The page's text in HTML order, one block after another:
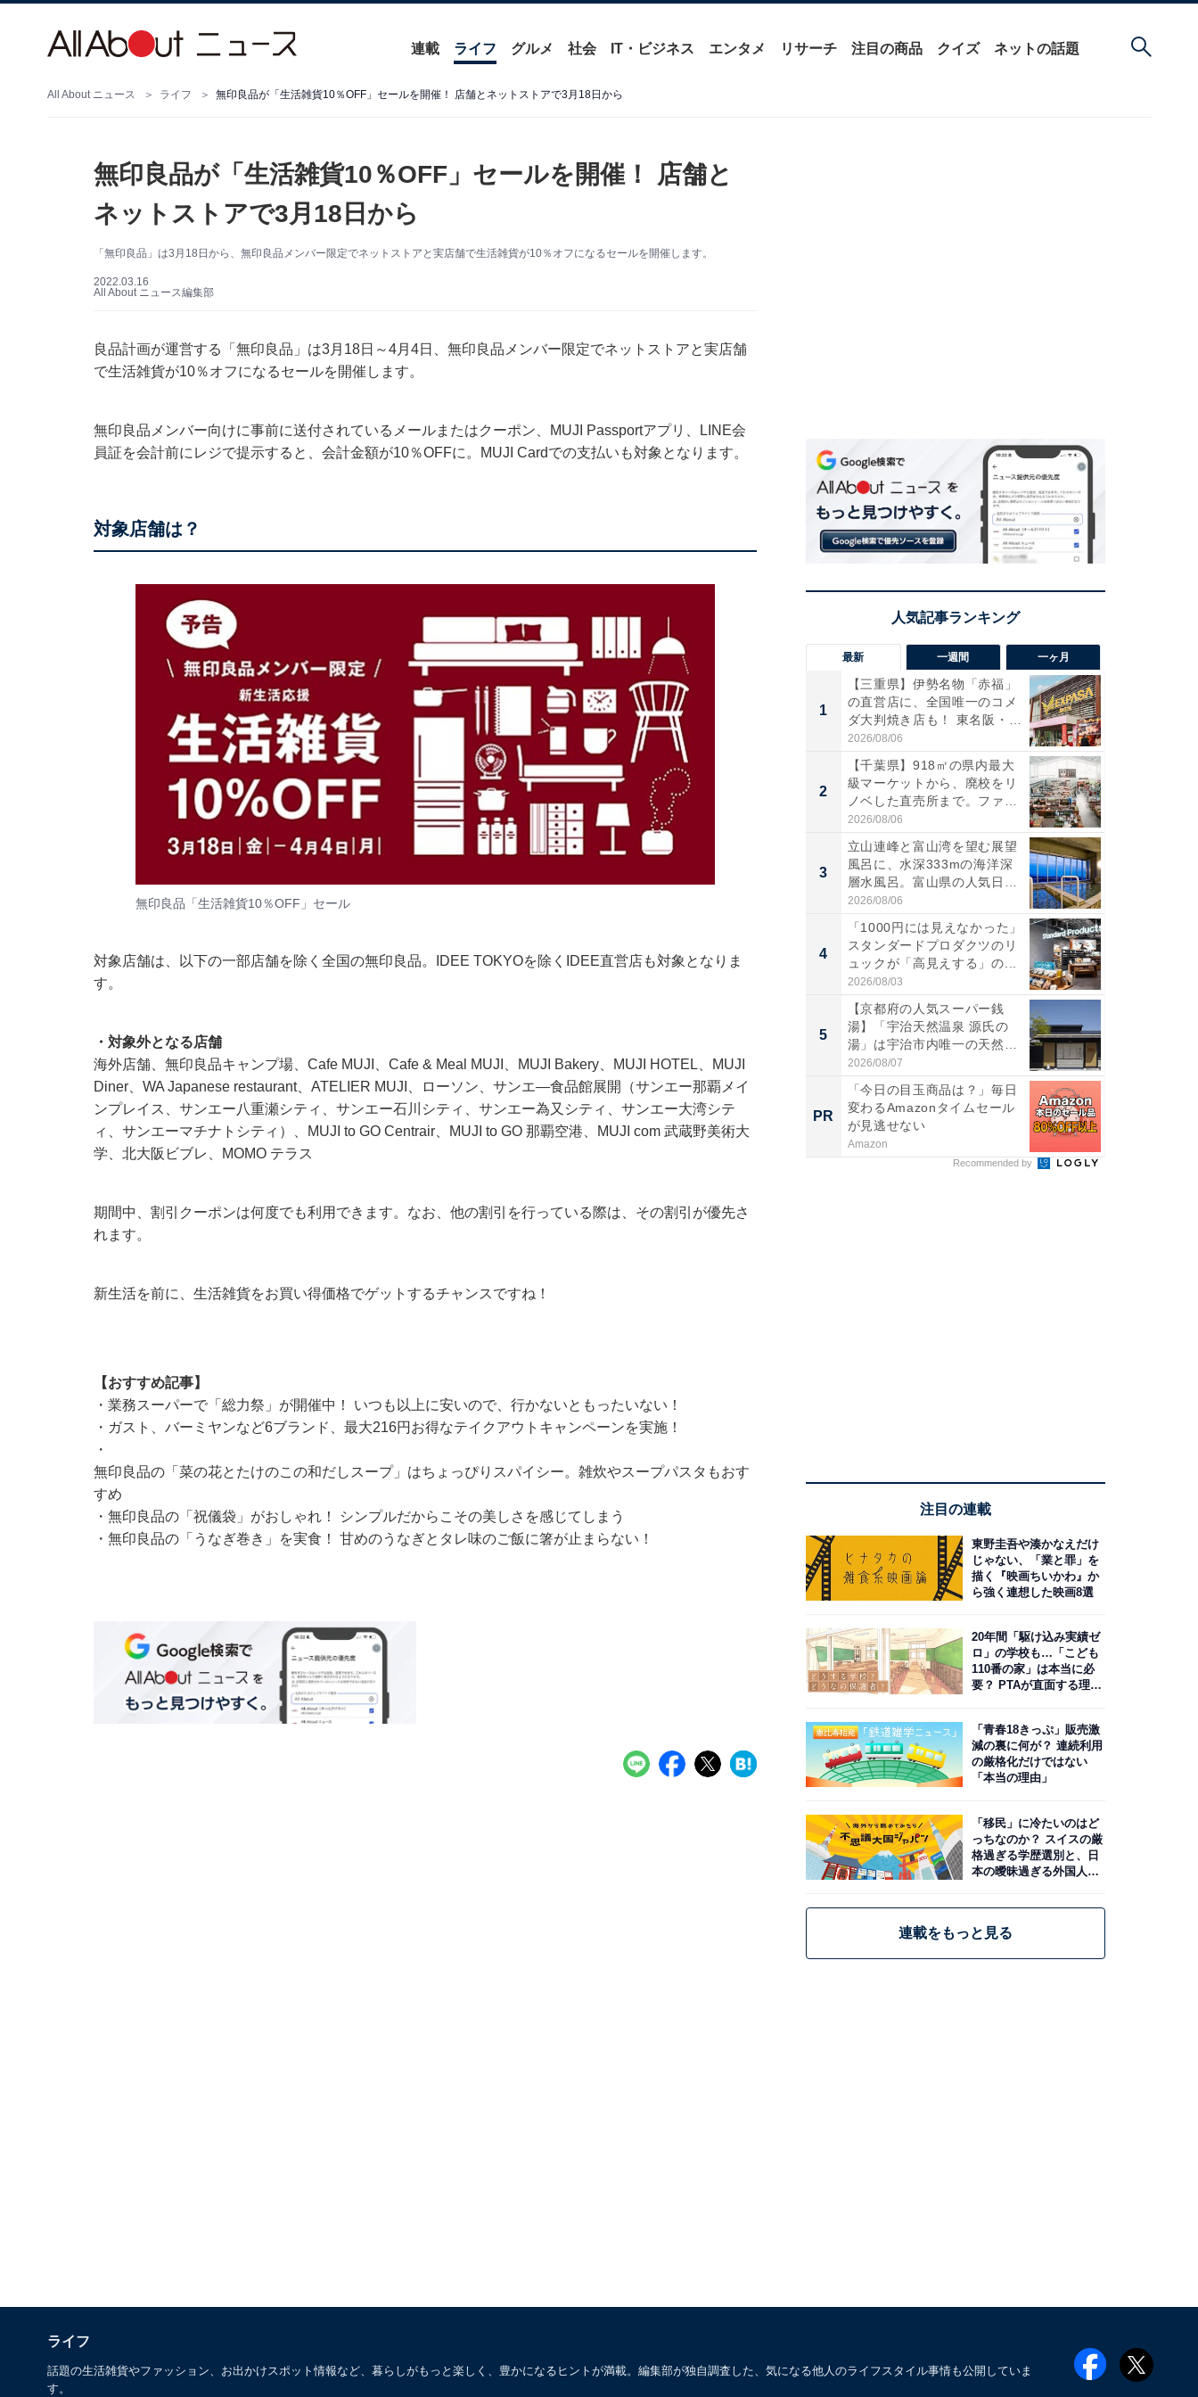
連載 ライフ グルメ 社会 IT・ビジネス エンタメ リサーチ 注目の商品 クイズ ネットの話題
All About ニュース ライフ 無印良品が「生活雑貨10％OFF」セールを開催！ 店舗とネットストアで3月18日から
無印良品が「生活雑貨10％OFF」セールを開催！ 店舗と
ネットストアで3月18日から
「無印良品」は3月18日から、無印良品メンバー限定でネットストアと実店舗で生活雑貨が10％オフになるセールを開催します。
2022.03.16
All About ニュース編集部
良品計画が運営する「無印良品」は3月18日～4月4日、無印良品メンバー限定でネットストアと実店舗
で生活雑貨が10％オフになるセールを開催します。
無印良品メンバー向けに事前に送付されているメールまたはクーポン、MUJI Passportアプリ、LINE会
員証を会計前にレジで提示すると、会計金額が10％OFFに。MUJI Cardでの支払いも対象となります。
対象店舗は？
無印良品「生活雑貨10％OFF」セール
対象店舗は、以下の一部店舗を除く全国の無印良品。IDEE TOKYOを除くIDEE直営店も対象となりま
す。
・対象外となる店舗
海外店舗、無印良品キャンプ場、Cafe MUJI、Cafe & Meal MUJI、MUJI Bakery、MUJI HOTEL、MUJI
Diner、WA Japanese restaurant、ATELIER MUJI、ローソン、サンエ―食品館展開（サンエー那覇メイ
ンプレイス、サンエー八重瀬シティ、サンエー石川シティ、サンエー為又シティ、サンエー大湾シテ
ィ、サンエーマチナトシティ）、MUJI to GO Centrair、MUJI to GO 那覇空港、MUJI com 武蔵野美術大
学、北大阪ビブレ、MOMO テラス
期間中、割引クーポンは何度でも利用できます。なお、他の割引を行っている際は、その割引が優先さ
れます。
新生活を前に、生活雑貨をお買い得価格でゲットするチャンスですね！
【おすすめ記事】
・ 業務スーパーで「総力祭」が開催中！ いつも以上に安いので、行かないともったいない！
・ ガスト、バーミヤンなど6ブランド、最大216円お得なテイクアウトキャンペーンを実施！
・
無印良品の「菜の花とたけのこの和だしスープ」はちょっぴりスパイシー。雑炊やスープパスタもおす
すめ
・ 無印良品の「祝儀袋」がおしゃれ！ シンプルだからこその美しさを感じてしまう
・ 無印良品の「うなぎ巻き」を実食！ 甘めのうなぎとタレ味のご飯に箸が止まらない！
最新 一週間 一ヶ月
1
【三重県】伊勢名物「赤福」
の直営店に、全国唯一のコメ
ダ大判焼き店も！ 東名阪・
伊...
2026/08/06
2
【千葉県】918㎡の県内最大
級マーケットから、廃校をリ
ノベした直売所まで。ファ
ー...
2026/08/06
3
立山連峰と富山湾を望む展望
風呂に、水深333mの海洋深
層水風呂。富山県の人気日
帰...
2026/08/06
4
「1000円には見えなかった」
スタンダードプロダクツのリ
ュックが「高見えする」の...
2026/08/03
5
【京都府の人気スーパー銭
湯】「宇治天然温泉 源氏の
湯」は宇治市内唯一の天然温
泉と...
2026/08/07
PR
「今日の目玉商品は？」毎日
変わるAmazonタイムセール
が見逃せない
Amazon
Recommended by
注目の連載
東野圭吾や湊かなえだけ
じゃない、「業と罪」を
描く『映画ちいかわ』か
ら強く連想した映画8選
20年間「駆け込み実績ゼ
ロ」の学校も…「こども
110番の家」は本当に必
要？ PTAが直面する理想
「青春18きっぷ」販売激
減の裏に何が？ 連続利用
の厳格化だけではない
「本当の理由」
「移民」に冷たいのはど
っちなのか？ スイスの厳
格過ぎる学歴選別と、日
本の曖昧過ぎる外国人政
連載をもっと見る
ライフ
話題の生活雑貨やファッション、お出かけスポット情報など、暮らしがもっと楽しく、豊かになるヒントが満載。編集部が独自調査した、気になる他人のライフスタイル事情も公開していま
す。